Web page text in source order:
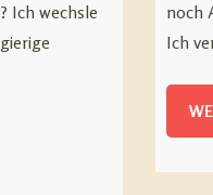
Ich wechsle
noch
Ich